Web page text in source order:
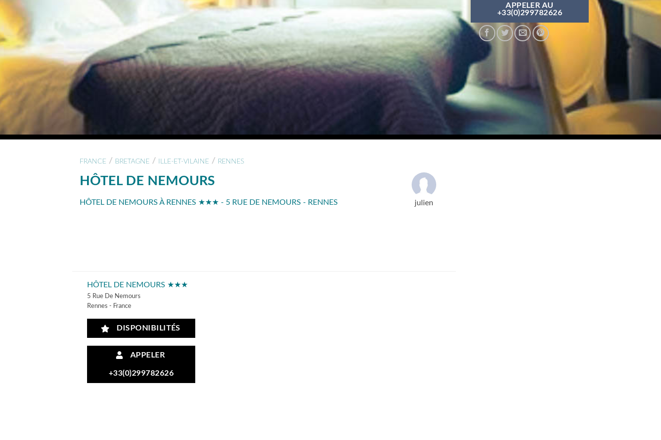
FRANCE / BRETAGNE / ILLE-ET-VILAINE / RENNES
HÔTEL DE NEMOURS
HÔTEL DE NEMOURS À RENNES ★★★ - 5 RUE DE NEMOURS - RENNES julien
HÔTEL DE NEMOURS ★★★
5 Rue De Nemours
Rennes - France
DISPONIBILITÉS
APPELER
+33(0)299782626
APPELER AU
+33(0)299782626